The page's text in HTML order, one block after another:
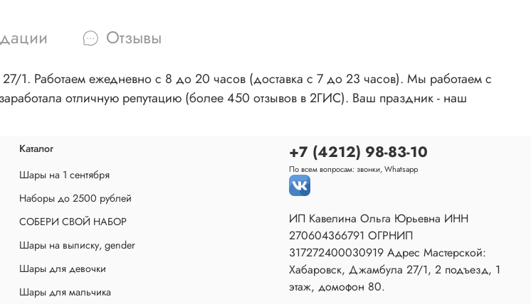
Отзывы
1. Работаем ежедневно с 8 до 20 часов (доставка с 7 до 23 часов). Мы работаем с
отличную репутацию (более 450 отзывов в 2ГИС). Ваш праздник - наш
Каталог
Шары на 1 сентября
Наборы до 2500 рублей
СОБЕРИ СВОЙ НАБОР
Шары на выписку, gender
Шары для девочки
Шары для мальчика
+7 (4212) 98-83-10
По всем вопросам: звонки, Whatsapp
ИП Кавелина Ольга Юрьевна ИНН
270604366791 ОГРНИП
317272400030919 Адрес Мастерской:
Хабаровск, Джамбула 27/1, 2 подъезд, 1
этаж, домофон 80.